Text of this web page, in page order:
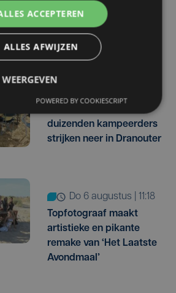
duizenden kampeerders
strijken neer in Dranouter
do 6 augustus | 11:18
Topfotograaf maakt
artistieke en pikante
remake van ‘Het Laatste
Avondmaal’
ACCEPTEREN
ALLES AFWIJZEN
POWERED BY COOKIESCRIPT